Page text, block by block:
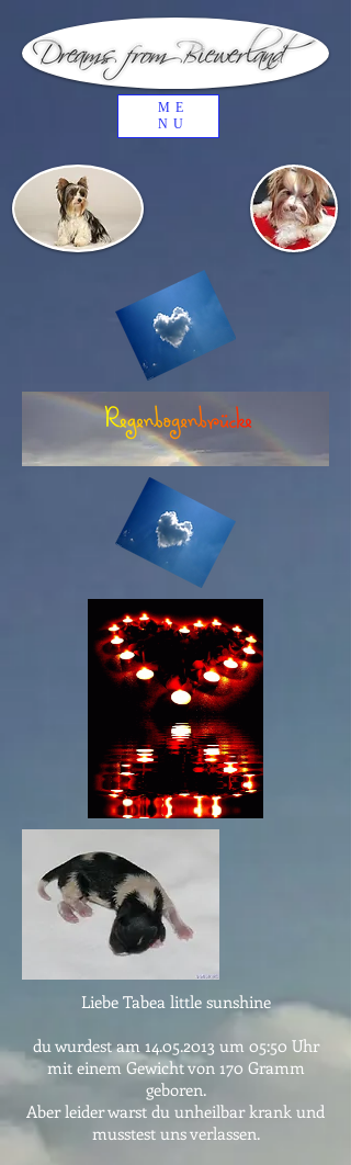
ME
NU
Liebe Tabea little sunshine
du wurdest am 14.05.2013 um 05:50 Uhr
mit einem Gewicht von 170 Gramm
geboren.
Aber leider warst du unheilbar krank und
musstest uns verlassen.